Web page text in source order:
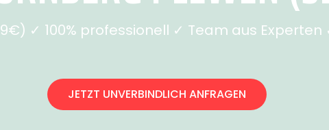
✓ 100% professionell ✓ Team aus
JETZT UNVERBINDLICH ANFRAGEN